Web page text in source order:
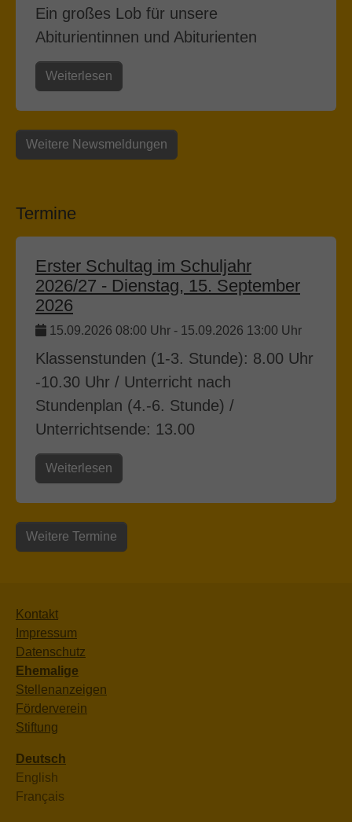
Ein großes Lob für unsere
Abiturientinnen und Abiturienten
Weiterlesen
Weitere Newsmeldungen
Termine
Erster Schultag im Schuljahr
2026/27 - Dienstag, 15. September
2026
15.09.2026 08:00 Uhr - 15.09.2026 13:00 Uhr
Klassenstunden (1-3. Stunde): 8.00 Uhr
-10.30 Uhr / Unterricht nach
Stundenplan (4.-6. Stunde) /
Unterrichtsende: 13.00
Weiterlesen
Weitere Termine
Kontakt
Impressum
Datenschutz
Ehemalige
Stellenanzeigen
Förderverein
Stiftung
Deutsch
English
Français